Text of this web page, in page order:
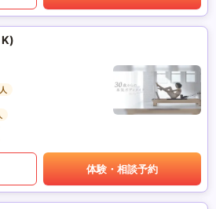
体験・相談予約